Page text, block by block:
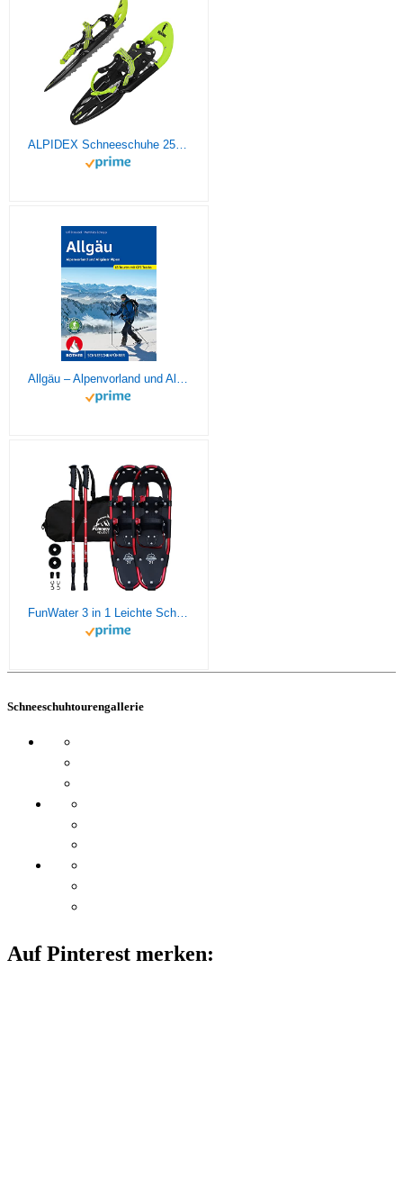
Schneeschuhtourengallerie
Auf Pinterest merken: